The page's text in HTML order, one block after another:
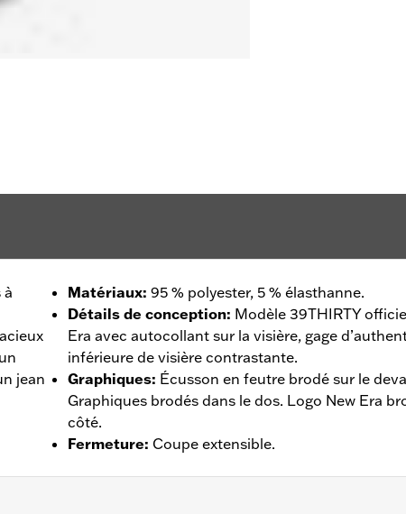
à
jean
Matériaux: 95 % polyester, 5 % élasthanne.
Détails de conception: Modèle 39THIRTY
Era avec autocollant sur la visière, gage
inférieure de visière contrastante.
Graphiques: Écusson en feutre brodé sur le
Graphiques brodés dans le dos. Logo New Era
côté.
Fermeture: Coupe extensible.